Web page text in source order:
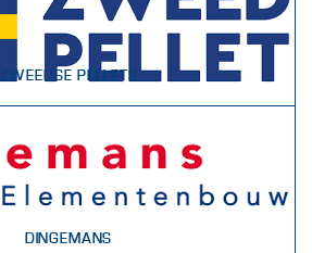
ZWEEDSE PELLETS
DINGEMANS